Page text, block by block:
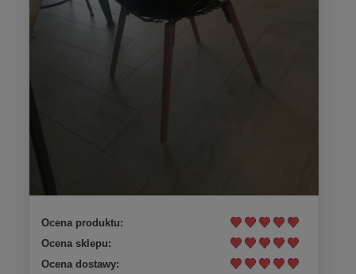
Ocena produktu:
Ocena sklepu:
Ocena dostawy: